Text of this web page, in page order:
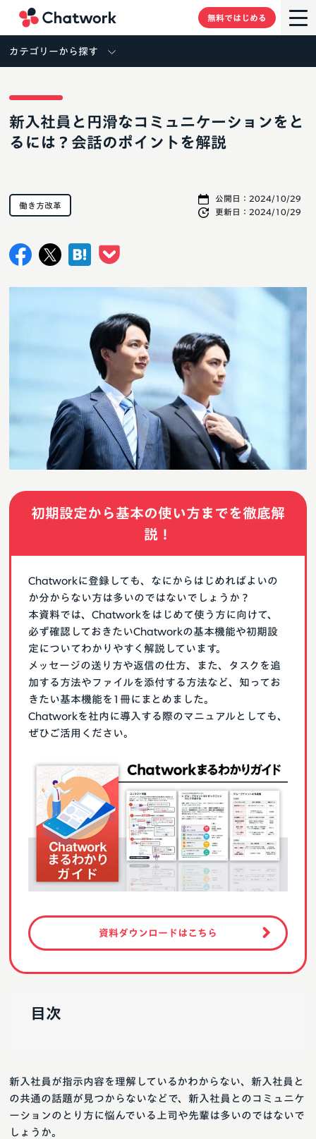
無料ではじめる
カテゴリーから探す
新入社員と円滑なコミュニケーションをと
るには？会話のポイントを解説
公開日： 2024/10/29
更新日： 2024/10/29
働き方改革
初期設定から基本の使い方までを徹底解
説！
Chatworkに登録しても、なにからはじめればよいの
か分からない方は多いのではないでしょうか？
本資料では、Chatworkをはじめて使う方に向けて、
必ず確認しておきたいChatworkの基本機能や初期設
定についてわかりやすく解説しています。
メッセージの送り方や返信の仕方、また、タスクを追
加する方法やファイルを添付する方法など、知ってお
きたい基本機能を1冊にまとめました。
Chatworkを社内に導入する際のマニュアルとしても、
ぜひご活用ください。
資料ダウンロードはこちら
目次
新入社員が指示内容を理解しているかわからない、新入社員と
の共通の話題が見つからないなどで、新入社員とのコミュニケ
ーションのとり方に悩んでいる上司や先輩は多いのではないで
しょうか。